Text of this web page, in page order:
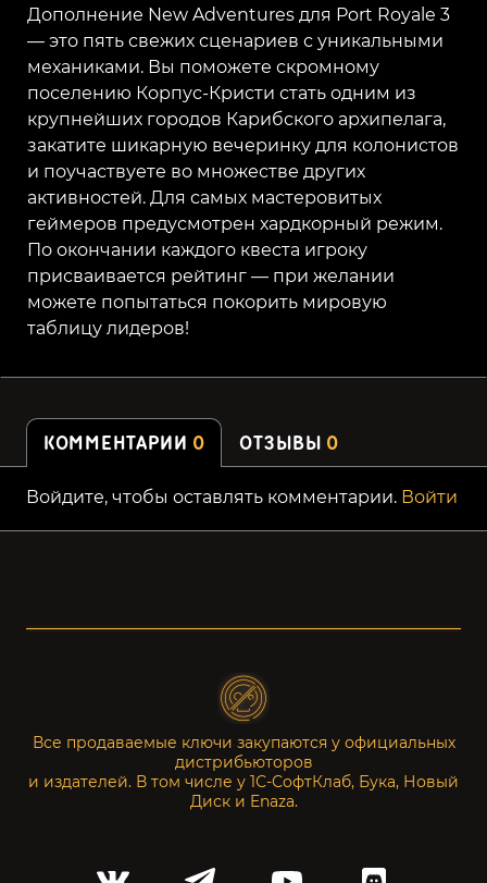
Дополнение New Adventures для Port Royale 3
— это пять свежих сценариев с уникальными
механиками. Вы поможете скромному
поселению Корпус-Кристи стать одним из
крупнейших городов Карибского архипелага,
закатите шикарную вечеринку для колонистов
и поучаствуете во множестве других
активностей. Для самых мастеровитых
геймеров предусмотрен хардкорный режим.
По окончании каждого квеста игроку
присваивается рейтинг — при желании
можете попытаться покорить мировую
таблицу лидеров!
КОММЕНТАРИИ 0 ОТЗЫВЫ 0
Войдите, чтобы оставлять комментарии. Войти
Все продаваемые ключи закупаются у официальных
дистрибьюторов
и издателей. В том числе у 1С-СофтКлаб, Бука, Новый
Диск и Enaza.